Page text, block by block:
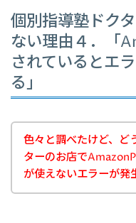
個別指導塾ドク
ない理由４．「
されているとエ
る」
色々と調べたけど、ど
ターのお店で
が使えないエラーが発